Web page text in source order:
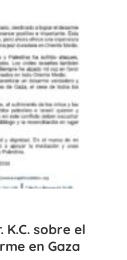
K.C. sobre el
en Gaza